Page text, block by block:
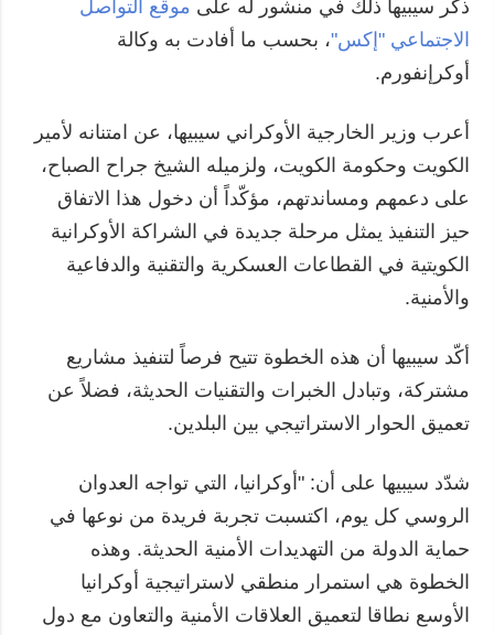
الفيديوهات
ذكر سيبيها ذلك في منشور له على موقع التواصل
الاجتماعي "إكس"، بحسب ما أفادت به وكالة
أوكرإنفورم.
أعرب وزير الخارجية الأوكراني سيبيها، عن امتنانه لأمير
الكويت وحكومة الكويت، ولزميله الشيخ جراح الصباح،
على دعمهم ومساندتهم، مؤكّداً أن دخول هذا الاتفاق
حيز التنفيذ يمثل مرحلة جديدة في الشراكة الأوكرانية
الكويتية في القطاعات العسكرية والتقنية والدفاعية
والأمنية.
أكّد سيبيها أن هذه الخطوة تتيح فرصاً لتنفيذ مشاريع
مشتركة، وتبادل الخبرات والتقنيات الحديثة، فضلاً عن
تعميق الحوار الاستراتيجي بين البلدين.
شدّد سيبيها على أن: "أوكرانيا، التي تواجه العدوان
الروسي كل يوم، اكتسبت تجربة فريدة من نوعها في
حماية الدولة من التهديدات الأمنية الحديثة. وهذه
الخطوة هي استمرار منطقي لاستراتيجية أوكرانيا
الأوسع نطاقا لتعميق العلاقات الأمنية والتعاون مع دول